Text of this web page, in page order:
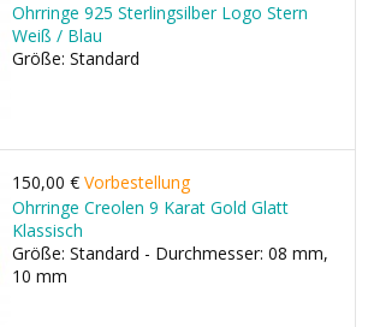
Ohrringe 925 Sterlingsilber Logo Stern
Weiß / Blau
Größe: Standard
150,00 € Vorbestellung
Ohrringe Creolen 9 Karat Gold Glatt
Klassisch
Größe: Standard - Durchmesser: 08 mm,
10 mm